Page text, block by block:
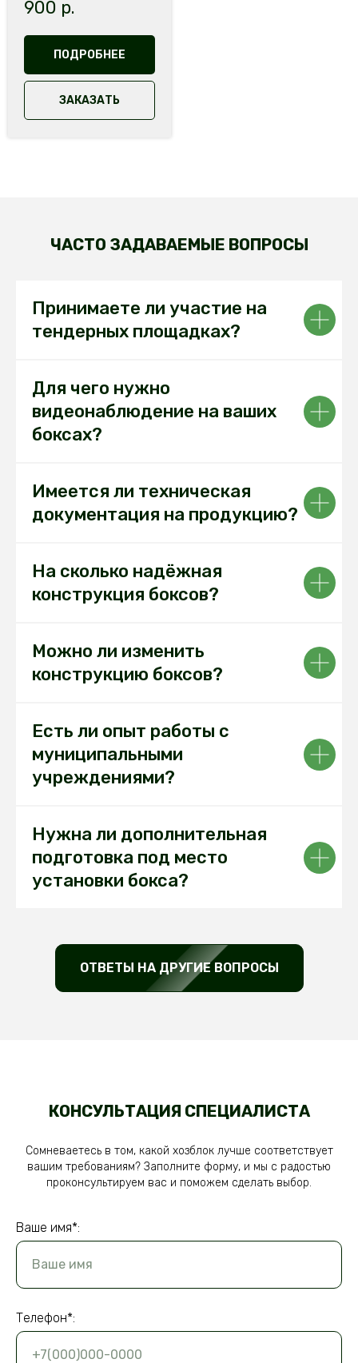
900 р.
ПОДРОБНЕЕ
ЗАКАЗАТЬ
ЧАСТО ЗАДАВАЕМЫЕ ВОПРОСЫ
Принимаете ли участие на
тендерных площадках?
Для чего нужно
видеонаблюдение на ваших
боксах?
Имеется ли техническая
документация на продукцию?
На сколько надёжная
конструкция боксов?
Можно ли изменить
конструкцию боксов?
Есть ли опыт работы с
муниципальными
учреждениями?
Нужна ли дополнительная
подготовка под место
установки бокса?
ОТВЕТЫ НА ДРУГИЕ ВОПРОСЫ
КОНСУЛЬТАЦИЯ СПЕЦИАЛИСТА
Сомневаетесь в том, какой хозблок лучше соответствует
вашим требованиям? Заполните форму, и мы с радостью
проконсультируем вас и поможем сделать выбор.
Ваше имя*:
Ваше имя
Телефон*:
+7(000)000-0000